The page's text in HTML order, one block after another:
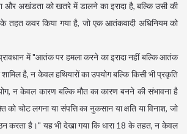
अखंडता को खतरे में डालने का इरादा है, बल्कि उसी की
तहत कवर किया गया है, जो एक आतंकवादी अधिनियम को
में "आतंक पर हमला करने का इरादा नहीं बल्कि आतंक
है, न केवल हथियारों का उपयोग बल्कि किसी भी प्रकृति
न केवल कारण बल्कि मौत का कारण बनने की संभावना है
को चोट लगना या संपत्ति का नुकसान या क्षति या विनाश, जो
करता है।" यह भी देखा गया कि धारा 18 के तहत, न केवल